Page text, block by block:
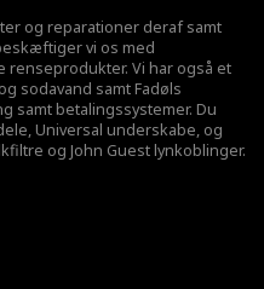
og reparationer deraf samt
vi os med
Vi har også et
sodavand samt Fadøls
samt betalingssystemer. Du
Universal underskabe, og
og John Guest lynkoblinger.